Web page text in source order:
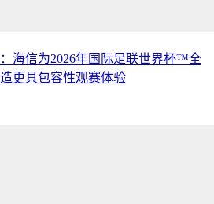
海信为2026年国际足联世界杯™全
更具包容性观赛体验